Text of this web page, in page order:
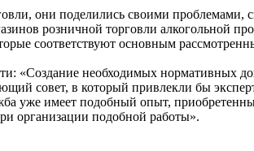
они поделились своими
розничной торговли алкогольной
соответствуют основным
«Создание необходимых нормативных
совет, в который привлекли бы
уже имеет подобный опыт,
организации подобной работы».